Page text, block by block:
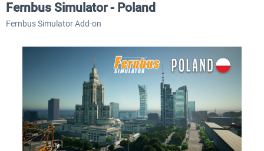
Fernbus Simulator - Poland
Fernbus Simulator Add-on